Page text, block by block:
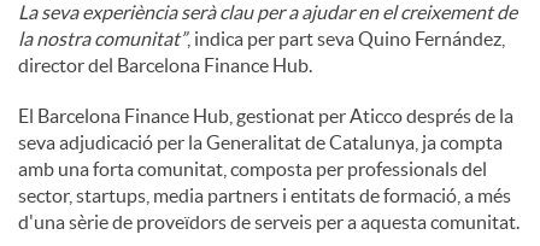
La seva experiència serà clau per a ajudar en el creixement de
la nostra comunitat”, indica per part seva Quino Fernández,
director del Barcelona Finance Hub.
El Barcelona Finance Hub, gestionat per Aticco després de la
seva adjudicació per la Generalitat de Catalunya, ja compta
amb una forta comunitat, composta per professionals del
sector, startups, media partners i entitats de formació, a més
d'una sèrie de proveïdors de serveis per a aquesta comunitat.